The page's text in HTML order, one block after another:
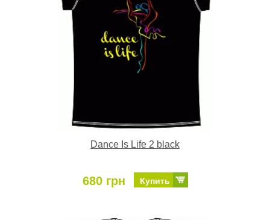
Dance Is Life 2 black
680 грн Купить